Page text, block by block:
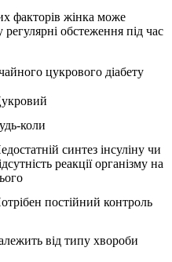
факторів жінка може
обстеження під час
цукрового діабету
коли
синтез інсуліну чи
реакції організму на
постійний контроль
від типу хвороби